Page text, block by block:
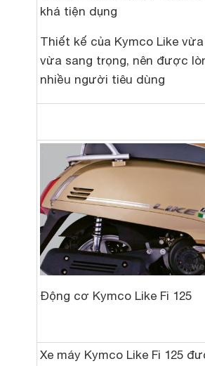
khá tiện dụng
Thiết kế của Kymco Like
vừa sang trọng, nên được
nhiều người tiêu dùng
Động cơ Kymco Like Fi 125
Xe máy Kymco Like Fi 125